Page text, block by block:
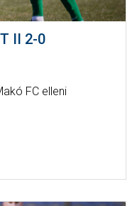
II 2-0
FC elleni